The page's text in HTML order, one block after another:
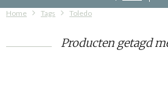
Home Tags Toledo
Producten getagd